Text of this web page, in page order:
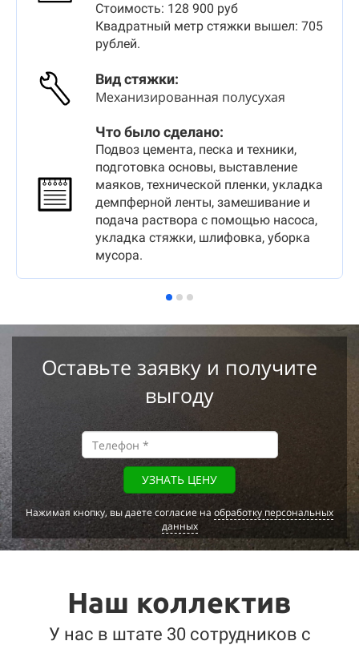
Стоимость: 128 900 руб
Квадратный метр стяжки вышел: 705
рублей.
Вид стяжки:
Механизированная полусухая
Что было сделано:
Подвоз цемента, песка и техники,
подготовка основы, выставление
маяков, технической пленки, укладка
демпферной ленты, замешивание и
подача раствора с помощью насоса,
укладка стяжки, шлифовка, уборка
мусора.
Оставьте заявку и получите
выгоду
УЗНАТЬ ЦЕНУ
Нажимая кнопку, вы даете согласие наобработку персональных
данных
Наш коллектив
У нас в штате 30 сотрудников с